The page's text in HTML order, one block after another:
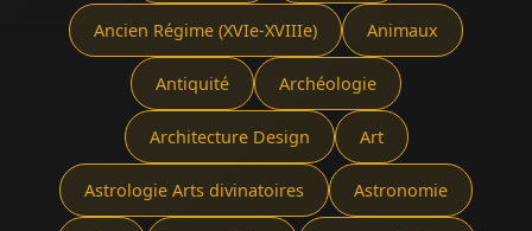
Ancien Régime (XVIe-XVIIIe) Animaux
Antiquité Archéologie
Architecture Design Art
Astrologie Arts divinatoires Astronomie